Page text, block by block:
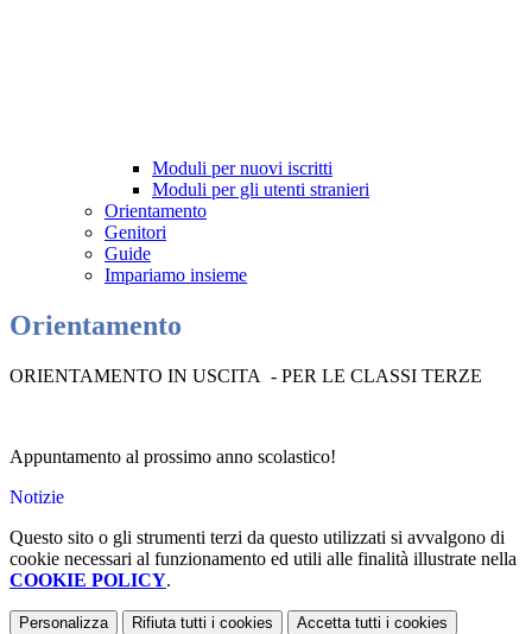
Moduli per nuovi iscritti
Moduli per gli utenti stranieri
Orientamento
Genitori
Guide
Impariamo insieme
Orientamento
ORIENTAMENTO IN USCITA - PER LE CLASSI TERZE
Appuntamento al prossimo anno scolastico!
Notizie
Questo sito o gli strumenti terzi da questo utilizzati si avvalgono di
cookie necessari al funzionamento ed utili alle finalità illustrate nella
COOKIE POLICY.
Personalizza Rifiuta tutti i cookies Accetta tutti i cookies